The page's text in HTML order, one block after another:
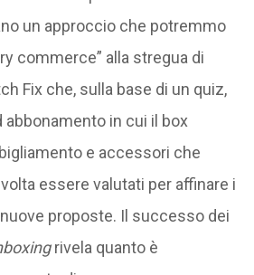
un approccio che potremmo
commerce” alla stregua di
Fix che, sulla base di un quiz,
in cui il box
e accessori che
essere valutati per affinare i
proposte. Il successo dei
rivela quanto è